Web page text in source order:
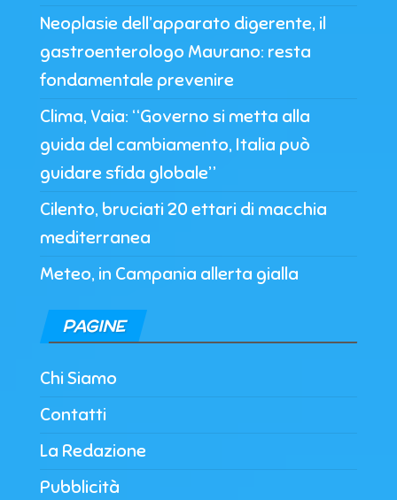
Neoplasie dell’apparato digerente, il
gastroenterologo Maurano: resta
fondamentale prevenire
Clima, Vaia: “Governo si metta alla
guida del cambiamento, Italia può
guidare sfida globale”
Cilento, bruciati 20 ettari di macchia
mediterranea
Meteo, in Campania allerta gialla
PAGINE
Chi Siamo
Contatti
La Redazione
Pubblicità